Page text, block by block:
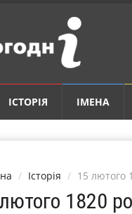
ІСТОРІЯ ІМЕНА
Історія 15 лютого
1820